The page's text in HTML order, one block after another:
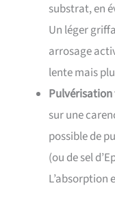
substrat, en
Un léger
arrosage
lente mais
sur une
possible de
(ou de sel
L’absorption